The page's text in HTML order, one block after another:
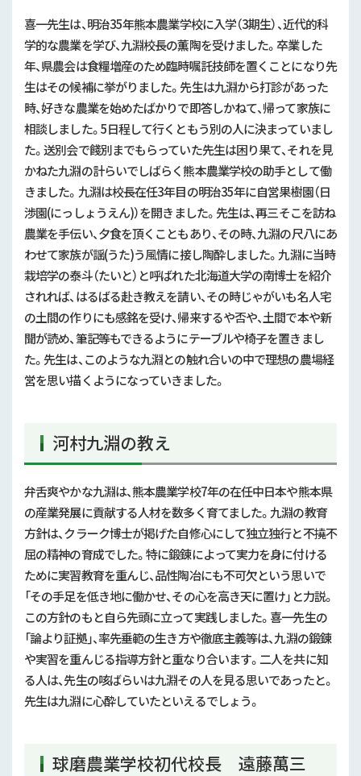
喜一先生は、明治35年熊本農業学校に入学（3期生）、近代的科
学的な農業を学び、九淵校長の薫陶を受けました。卒業した
年、県農会は食糧増産のため臨時嘱託技師を置くことになり先
生はその候補に挙がりました。先生は九淵から打診があった
時、好きな農業を始めたばかりで即答しかねて、帰って家族に
相談しました。5日程して行くともう別の人に決まっていまし
た。送別会で餞別までもらっていた先生は困り果て、それを見
かねた九淵の計らいでしばらく熊本農業学校の助手として働
きました。九淵は校長在任3年目の明治35年に自営果樹園（日
渉園(にっしょうえん)）を開きました。先生は、再三そこを訪ね
農業を手伝い、夕食を頂くこともあり、その時、九淵の尺八にあ
わせて家族が謡(うた)う風情に接し陶酔しました。九淵に当時
栽培学の泰斗（たいと）と呼ばれた北海道大学の南博士を紹介
されれば、はるばる赴き教えを請い、その時じゃがいも名人宅
の土間の作りにも感銘を受け、帰来するや否や、土間で本や新
聞が読め、筆記等もできるようにテーブルや椅子を置きまし
た。先生は、このような九淵との触れ合いの中で理想の農場経
営を思い描くようになっていきました。
河村九淵の教え
弁舌爽やかな九淵は、熊本農業学校7年の在任中日本や熊本県
の産業発展に貢献する人材を数多く育てました。九淵の教育
方針は、クラーク博士が掲げた自修心にして独立独行と不撓不
屈の精神の育成でした。特に鍛錬によって実力を身に付ける
ために実習教育を重んじ、品性陶冶にも不可欠という思いで
「その手足を低き地に働かせ、その心を高き天に置け」と力説。
この方針のもと自ら先頭に立って実践しました。喜一先生の
「論より証拠」、率先垂範の生き方や徹底主義等は、九淵の鍛錬
や実習を重んじる指導方針と重なり合います。二人を共に知
る人は、先生の咳ばらいは九淵その人を見る思いであったと。
先生は九淵に心酔していたといえるでしょう。
球磨農業学校初代校長 遠藤萬三